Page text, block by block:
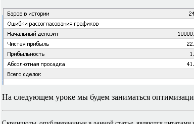
На следующем уроке мы будем заниматься